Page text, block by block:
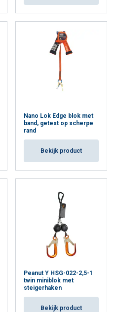
Nano Lok Edge blok met
band, getest op scherpe
rand
Bekijk product
Peanut Y HSG-022-2,5-1
twin miniblok met
steigerhaken
Bekijk product